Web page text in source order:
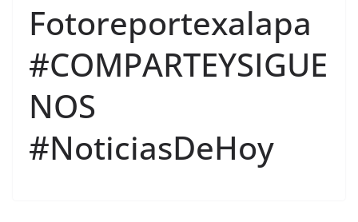
Fotoreportexalapa
#COMPARTEYSIGUE
NOS
#NoticiasDeHoy